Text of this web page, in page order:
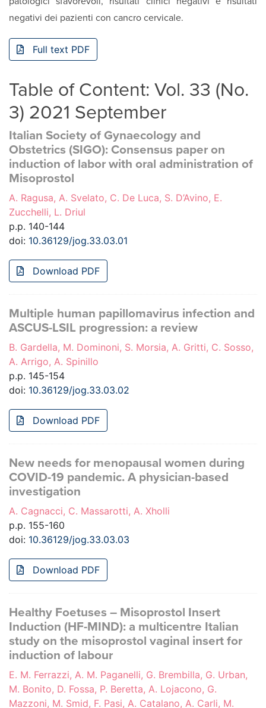
negativi dei pazienti con cancro cervicale.
Full text PDF
Table of Content: Vol. 33 (No.
3) 2021 September
Italian Society of Gynaecology and
Obstetrics (SIGO): Consensus paper on
induction of labor with oral administration of
Misoprostol
A. Ragusa, A. Svelato, C. De Luca, S. D’Avino, E.
Zucchelli, L. Driul
p.p. 140-144
doi: 10.36129/jog.33.03.01
Download PDF
Multiple human papillomavirus infection and
ASCUS-LSIL progression: a review
B. Gardella, M. Dominoni, S. Morsia, A. Gritti, C. Sosso,
A. Arrigo, A. Spinillo
p.p. 145-154
doi: 10.36129/jog.33.03.02
Download PDF
New needs for menopausal women during
COVID-19 pandemic. A physician-based
investigation
A. Cagnacci, C. Massarotti, A. Xholli
p.p. 155-160
doi: 10.36129/jog.33.03.03
Download PDF
Healthy Foetuses – Misoprostol Insert
Induction (HF-MIND): a multicentre Italian
study on the misoprostol vaginal insert for
induction of labour
E. M. Ferrazzi, A. M. Paganelli, G. Brembilla, G. Urban,
M. Bonito, D. Fossa, P. Beretta, A. Lojacono, G.
Mazzoni, M. Smid, F. Pasi, A. Catalano, A. Carli, M.